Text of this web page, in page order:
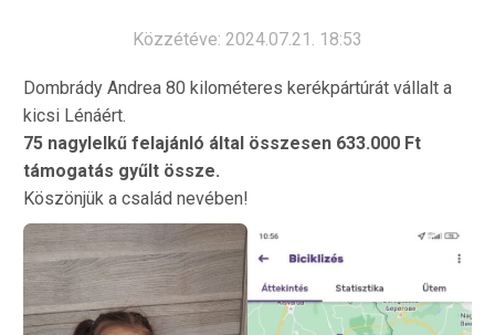
Közzétéve: 2024.07.21. 18:53
Dombrády Andrea 80 kilométeres kerékpártúrát vállalt a
kicsi Lénáért.
75 nagylelkű felajánló által összesen 633.000 Ft
támogatás gyűlt össze.
Köszönjük a család nevében!